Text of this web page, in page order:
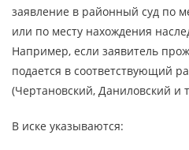
заявление в районный суд по
или по месту нахождения
Например, если заявитель
подается в соответствующий
(Чертановский, Даниловский и
В иске указываются: